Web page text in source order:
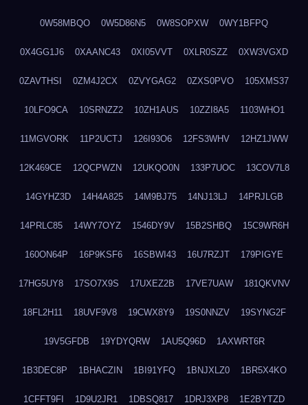
0W58MBQO 0W5D86N5 0W8SOPXW 0WY1BFPQ
0X4GG1J6 0XAANC43 0XI05VVT 0XLR0SZZ 0XW3VGXD
0ZAVTHSI 0ZM4J2CX 0ZVYGAG2 0ZXS0PVO 105XMS37
10LFO9CA 10SRNZZ2 10ZH1AUS 10ZZI8A5 1103WHO1
11MGVORK 11P2UCTJ 126I93O6 12FS3WHV 12HZ1JWW
12K469CE 12QCPWZN 12UKQO0N 133P7UOC 13COV7L8
14GYHZ3D 14H4A825 14M9BJ75 14NJ13LJ 14PRJLGB
14PRLC85 14WY7OYZ 1546DY9V 15B2SHBQ 15C9WR6H
160ON64P 16P9KSF6 16SBWI43 16U7RZJT 179PIGYE
17HG5UY8 17SO7X9S 17UXEZ2B 17VE7UAW 181QKVNV
18FL2H11 18UVF9V8 19CWX8Y9 19S0NNZV 19SYNG2F
19V5GFDB 19YDYQRW 1AU5Q96D 1AXWRT6R
1B3DEC8P 1BHACZIN 1BI91YFQ 1BNJXLZ0 1BR5X4KO
1CFFT9FI 1D9U2JR1 1DBSQ817 1DRJ3XP8 1E2BYTZD